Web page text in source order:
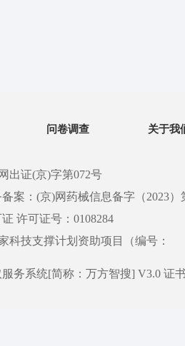
问卷调查 关于我
出证(京)字第072号
案：(京)网药械信息备字（2023）
许可证号：0108284
科技支撑计划资助项目（编号：
务系统[简称：万方智搜] V3.0 证